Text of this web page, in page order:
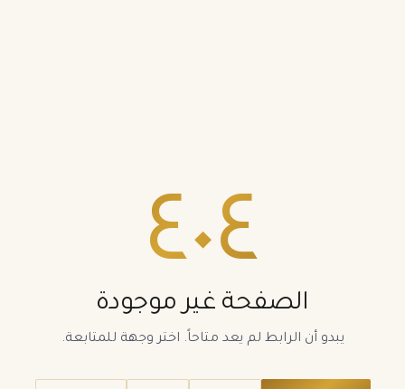
٤٠٤
الصفحة غير موجودة
يبدو أن الرابط لم يعد متاحاً. اختر وجهة للمتابعة.